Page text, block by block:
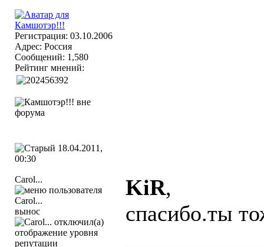
Регистрация: 03.10.2006
Адрес: Россия
Сообщений: 1,580
Рейтинг мнений:
18.04.2011,
00:30
Carol...
вынос
KiR,
спасибо.ты